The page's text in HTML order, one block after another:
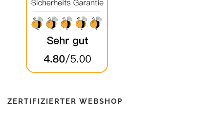
ZERTIFIZIERTER WEBSHOP